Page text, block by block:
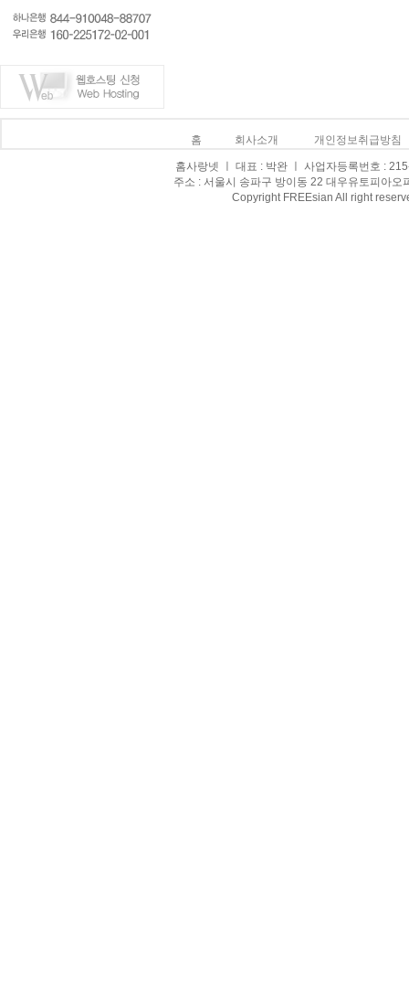
홈 회사소개 개인정보취급방침
홈사랑넷 ㅣ 대표 : 박완 ㅣ 사업자등록번호 :
주소 : 서울시 송파구 방이동 22 대우유토피아
Copyright FREEsian All right